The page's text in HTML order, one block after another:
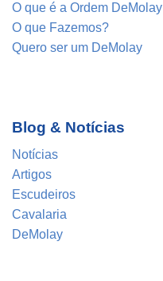
O que é a Ordem DeMolay
O que Fazemos?
Quero ser um DeMolay
Blog & Notícias
Notícias
Artigos
Escudeiros
Cavalaria
DeMolay